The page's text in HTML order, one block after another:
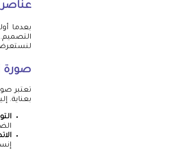
عناصر
بعدما
صورة
تعتبر
بعناية.